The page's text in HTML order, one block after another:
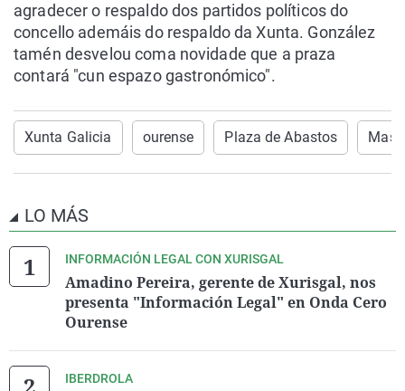
agradecer o respaldo dos partidos políticos do
concello ademáis do respaldo da Xunta. González
tamén desvelou coma novidade que a praza
contará "cun espazo gastronómico".
Xunta Galicia ourense Plaza de Abastos Mas
LO MÁS
INFORMACIÓN LEGAL CON XURISGAL
Amadino Pereira, gerente de Xurisgal, nos
presenta "Información Legal" en Onda Cero
Ourense
IBERDROLA